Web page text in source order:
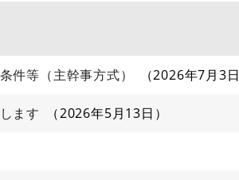
件等（主幹事方式） 2026年7月3日
ます 2026年5月13日